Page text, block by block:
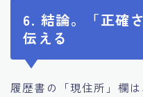
6. 結論。「正確
伝える
履歴書の「現住所」欄